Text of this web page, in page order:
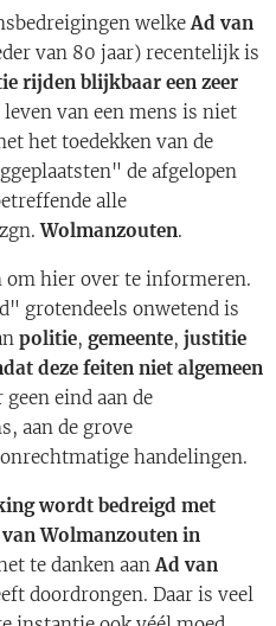
welkeAd van
van 80 jaar) recentelijk is
rijden blijkbaar een zeer
leven van een mens is niet
het toedekken van de
de afgelopen
alle
Wolmanzouten.
om hier over te informeren.
grotendeels onwetend is
politie, gemeente, justitie
deze feiten niet algemeen
geen eind aan de
aan de grove
handelingen.
wordt bedreigd met
Wolmanzouten in
te danken aanAd van
doordrongen. Daar is veel